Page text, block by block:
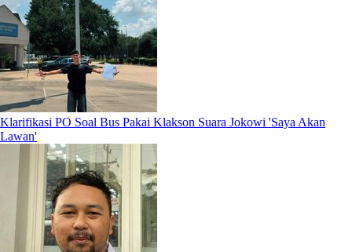
Klarifikasi PO Soal Bus Pakai Klakson Suara Jokowi 'Saya Akan
Lawan'